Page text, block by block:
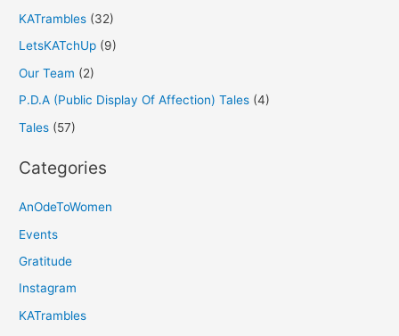
KATrambles (32)
LetsKATchUp (9)
Our Team (2)
P.D.A (Public Display Of Affection) Tales (4)
Tales (57)
Categories
AnOdeToWomen
Events
Gratitude
Instagram
KATrambles